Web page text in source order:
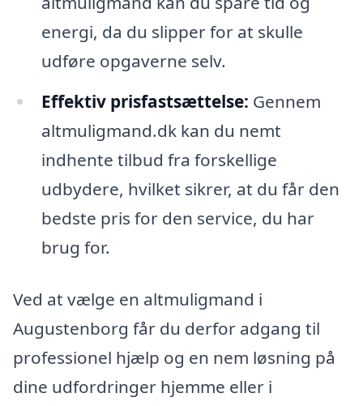
energi, da du slipper for at skulle
udføre opgaverne selv.
Effektiv prisfastsættelse: Gennem
altmuligmand.dk kan du nemt
indhente tilbud fra forskellige
udbydere, hvilket sikrer, at du får den
bedste pris for den service, du har
brug for.
Ved at vælge en altmuligmand i
Augustenborg får du derfor adgang til
professionel hjælp og en nem løsning på
dine udfordringer hjemme eller i